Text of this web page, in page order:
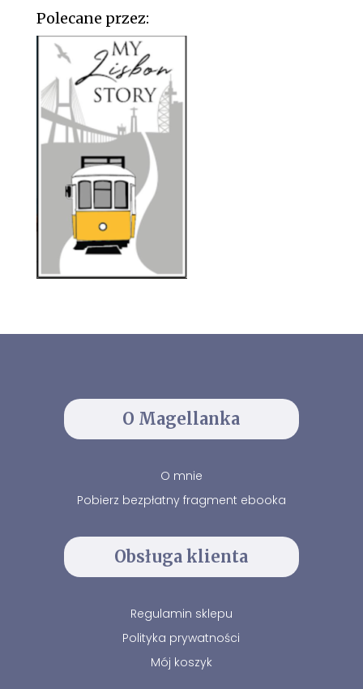
Polecane przez:
O Magellanka
O mnie
Pobierz bezpłatny fragment ebooka
Obsługa klienta
Regulamin sklepu
Polityka prywatności
Mój koszyk